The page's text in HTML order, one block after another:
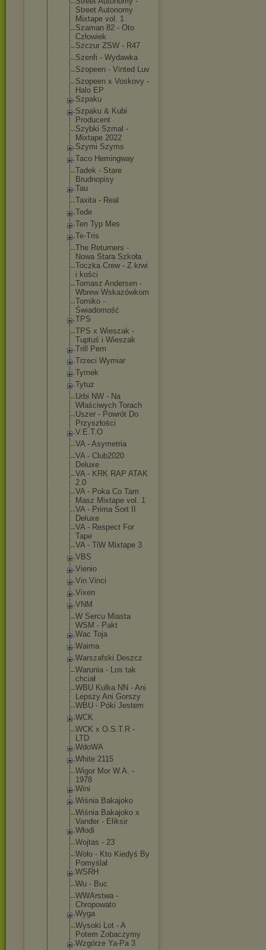
Street Autonomy
Mixtape vol. 1
Szaman 82 - Oto
Człowiek
Szczur ZSW - R47
Szenfi - Wydawka
Szopeen - Vinted Luv
Szopeen x Voskovy -
Halo EP
Szpaku
Szpaku & Kubi
Producent
Szybki Szmal -
Mixtape 2022
Szymi Szyms
Taco Hemingway
Tadek - Stare
Brudnopisy
Tau
Taxita - Real
Tede
Ten Typ Mes
Te-Tris
The Returners -
Nowa Stara Szkoła
Toczka Crew - Z krwi
i kości
Tomasz Andersen -
Wbrew Wskazówkom
Tomiko -
Świadomość
TPS
TPS x Wieszak -
Tuptuś i Wieszak
Trill Pem
Trzeci Wymiar
Tymek
Tytuz
Urbi NW - Na
Właściwych Torach
Uszer - Powrót Do
Przyszłości
V.E.T.O
VA - Asymetria
VA - Club2020
Deluxe
VA - KRK RAP ATAK
2.0
VA - Poka Co Tam
Masz Mixtape vol. 1
VA - Prima Sort II
Deluxe
VA - Respect For
Tape
VA - TiW Mixtape 3
VBS
Vienio
Vin Vinci
Vixen
VNM
W Sercu Miasta
WSM - Pakt
Wac Toja
Waima
Warszafski Deszcz
Warunia - Los tak
chciał
WBU Kulka NN - Ani
Lepszy Ani Gorszy
WBU - Póki Jestem
WCK
WCK x O.S.T.R -
LTD
WdoWA
White 2115
Wigor Mor W.A. -
1978
Wini
Wiśnia Bakajoko
Wiśnia Bakajoko x
Vander - Eliksir
Włodi
Wojtas - 23
Woło - Kto Kiedyś By
Pomyślał
WSRH
Wu - Buc
WWArstwa -
Chropowato
Wyga
Wysoki Lot - A
Potem Zobaczymy
Wzgórze Ya-Pa 3